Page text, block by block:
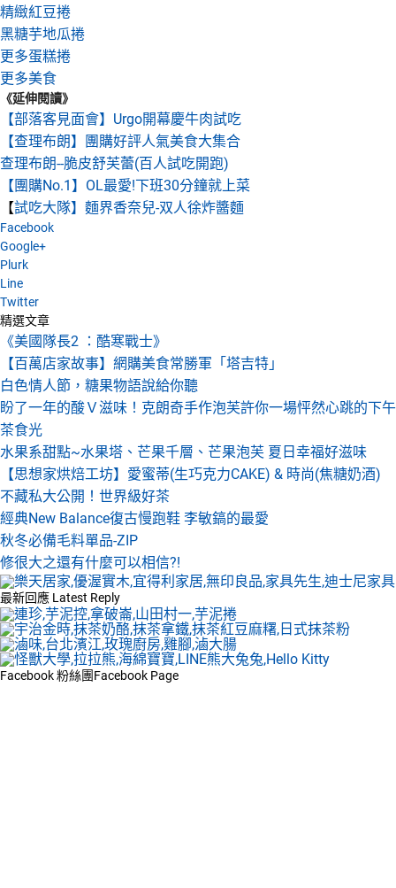
精緻紅豆捲
黑糖芋地瓜捲
更多蛋糕捲
更多美食
《延伸閱讀》
【部落客見面會】Urgo開幕慶牛肉試吃
【查理布朗】團購好評人氣美食大集合
查理布朗--脆皮舒芙蕾(百人試吃開跑)
【團購No.1】OL最愛!下班30分鐘就上菜
【試吃大隊】麵界香奈兒-双人徐炸醬麵
Facebook
Google+
Plurk
Line
Twitter
精選文章
《美國隊長2 ：酷寒戰士》
【百萬店家故事】網購美食常勝軍「塔吉特」
白色情人節，糖果物語說給你聽
盼了一年的酸Ｖ滋味！克朗奇手作泡芙許你一場怦然心跳的下午
茶食光
水果系甜點~水果塔、芒果千層、芒果泡芙 夏日幸福好滋味
【思想家烘焙工坊】愛蜜蒂(生巧克力CAKE) & 時尚(焦糖奶酒)
不藏私大公開！世界級好茶
經典New Balance復古慢跑鞋 李敏鎬的最愛
秋冬必備毛料單品-ZIP
修很大之還有什麼可以相信?!
最新回應 Latest Reply
Facebook 粉絲團Facebook Page